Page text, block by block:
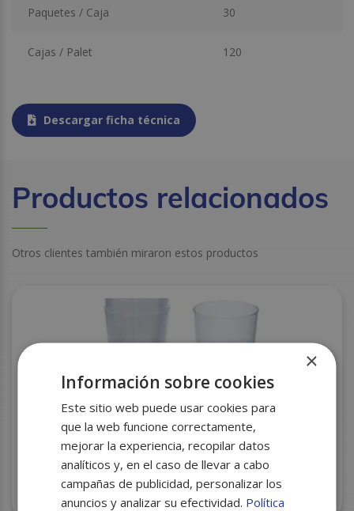
Paquetes / Caja 30
Cajas / Palet 120
Descargar ficha técnica
Productos relacionados
Otros clientes también miraron estos productos
COPA CHAMPAGNE REUTILIZABLE KONNY 10 UND
C/63
×
Información sobre cookies
Este sitio web puede usar cookies para
que la web funcione correctamente,
mejorar la experiencia, recopilar datos
analíticos y, en el caso de llevar a cabo
campañas de publicidad, personalizar los
anuncios y analizar su efectividad. Política